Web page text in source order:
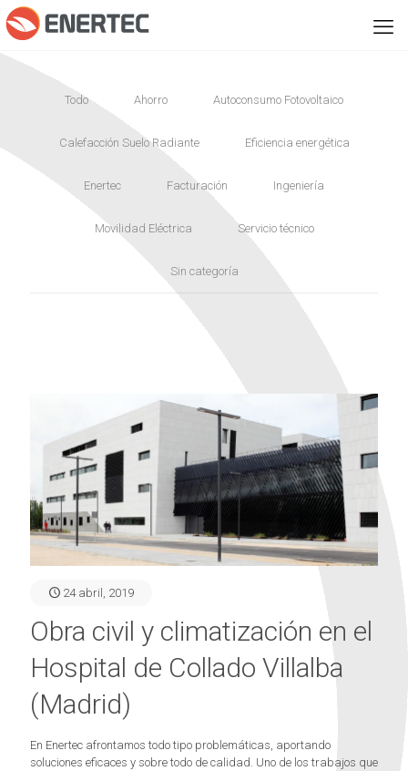
Todo Ahorro Autoconsumo Fotovoltaico
Calefacción Suelo Radiante Eficiencia energética
Enertec Facturación Ingeniería
Movilidad Eléctrica Servicio técnico
Sin categoría
24 abril, 2019
Obra civil y climatización en el
Hospital de Collado Villalba
(Madrid)
En Enertec afrontamos todo tipo problemáticas, aportando
soluciones eficaces y sobre todo de calidad. Uno de los trabajos que